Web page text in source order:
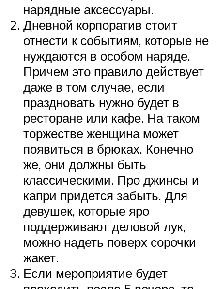
нарядные аксессуары.
Дневной корпоратив стоит
отнести к событиям, которые не
нуждаются в особом наряде.
Причем это правило действует
даже в том случае, если
праздновать нужно будет в
ресторане или кафе. На таком
торжестве женщина может
появиться в брюках. Конечно
же, они должны быть
классическими. Про джинсы и
капри придется забыть. Для
девушек, которые яро
поддерживают деловой лук,
можно надеть поверх сорочки
жакет.
Если мероприятие будет